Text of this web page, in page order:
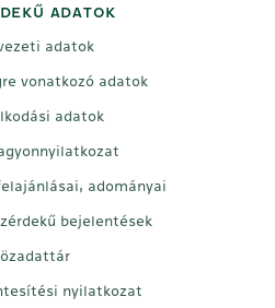
ADATOK
adatok
vonatkozó adatok
adatok
adományai
bejelentések
nyilatkozat